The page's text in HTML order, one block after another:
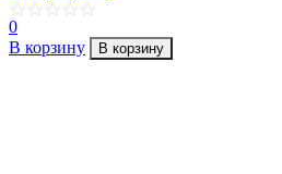
0
В корзину
В корзину